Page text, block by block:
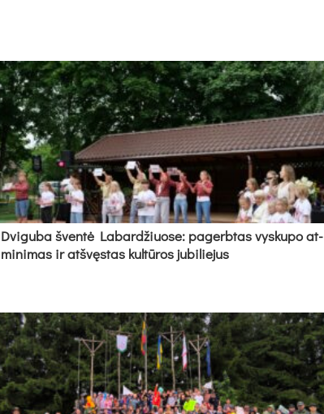
Dvi­gu­ba šven­tė La­bar­džiuo­se: pa­gerb­tas vys­ku­po at­
mi­ni­mas ir at­švęs­tas kul­tū­ros ju­bi­lie­jus